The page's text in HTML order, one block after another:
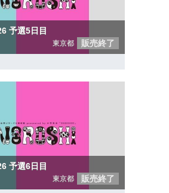
予選5日目
東京都 販売終了
予選6日目
東京都 販売終了